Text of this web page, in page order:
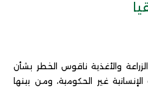
والأغذية ناقوس الخطر بشأن
غير الحكومية، ومن بينها